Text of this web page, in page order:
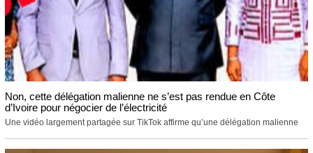
Non, cette délégation malienne ne s’est pas rendue en Côte
d’Ivoire pour négocier de l’électricité
Une vidéo largement partagée sur TikTok affirme qu’une délégation malienne